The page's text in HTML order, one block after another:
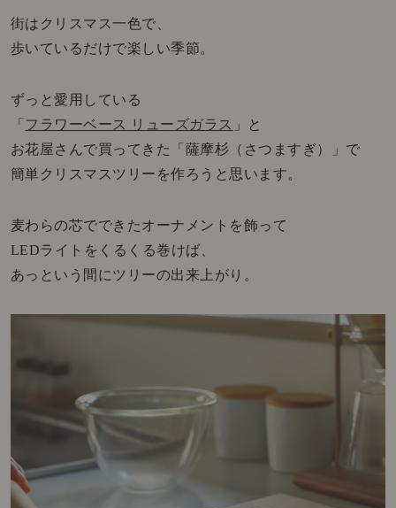
街はクリスマス一色で、
歩いているだけで楽しい季節。
ずっと愛用している
「 フラワーベース リューズガラス 」と
お花屋さんで買ってきた「薩摩杉（さつますぎ）」で
簡単クリスマスツリーを作ろうと思います。
麦わらの芯でできたオーナメントを飾って
LEDライトをくるくる巻けば、
あっという間にツリーの出来上がり。